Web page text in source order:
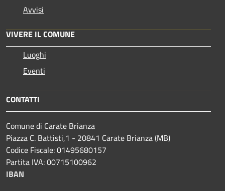
Avvisi
VIVERE IL COMUNE
Luoghi
Eventi
CONTATTI
Comune di Carate Brianza
Piazza C. Battisti,1 - 20841 Carate Brianza (MB)
Codice Fiscale: 01495680157
Partita IVA: 00715100962
IBAN